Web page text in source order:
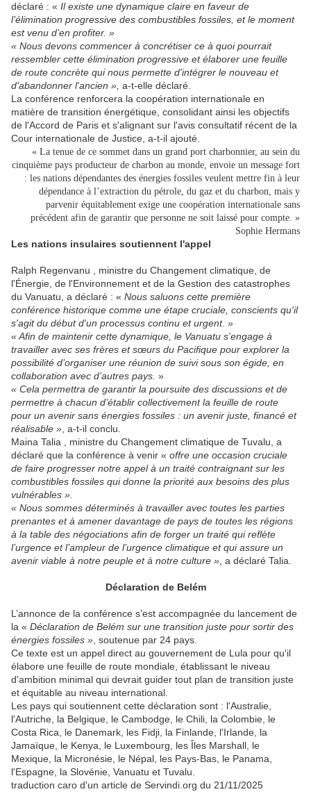
déclaré : « Il existe une dynamique claire en faveur de
l’élimination progressive des combustibles fossiles, et le moment
est venu d’en profiter. »
« Nous devons commencer à concrétiser ce à quoi pourrait
ressembler cette élimination progressive et élaborer une feuille
de route concrète qui nous permette d'intégrer le nouveau et
d'abandonner l'ancien », a-t-elle déclaré.
La conférence renforcera la coopération internationale en
matière de transition énergétique, consolidant ainsi les objectifs
de l'Accord de Paris et s'alignant sur l'avis consultatif récent de la
Cour internationale de Justice, a-t-il ajouté.
« La tenue de ce sommet dans un grand port charbonnier, au sein du
cinquième pays producteur de charbon au monde, envoie un message fort
: les nations dépendantes des énergies fossiles veulent mettre fin à leur
dépendance à l’extraction du pétrole, du gaz et du charbon, mais y
parvenir équitablement exige une coopération internationale sans
précédent afin de garantir que personne ne soit laissé pour compte. »
Sophie Hermans
Les nations insulaires soutiennent l'appel
Ralph Regenvanu , ministre du Changement climatique, de
l'Énergie, de l'Environnement et de la Gestion des catastrophes
du Vanuatu, a déclaré : « Nous saluons cette première
conférence historique comme une étape cruciale, conscients qu'il
s'agit du début d'un processus continu et urgent. »
« Afin de maintenir cette dynamique, le Vanuatu s’engage à
travailler avec ses frères et sœurs du Pacifique pour explorer la
possibilité d’organiser une réunion de suivi sous son égide, en
collaboration avec d’autres pays. »
« Cela permettra de garantir la poursuite des discussions et de
permettre à chacun d’établir collectivement la feuille de route
pour un avenir sans énergies fossiles : un avenir juste, financé et
réalisable » , a-t-il conclu.
Maina Talia , ministre du Changement climatique de Tuvalu, a
déclaré que la conférence à venir « offre une occasion cruciale
de faire progresser notre appel à un traité contraignant sur les
combustibles fossiles qui donne la priorité aux besoins des plus
vulnérables ».
« Nous sommes déterminés à travailler avec toutes les parties
prenantes et à amener davantage de pays de toutes les régions
à la table des négociations afin de forger un traité qui reflète
l’urgence et l’ampleur de l’urgence climatique et qui assure un
avenir viable à notre peuple et à notre culture » , a déclaré Talia.
Déclaration de Belém
L’annonce de la conférence s’est accompagnée du lancement de
la « Déclaration de Belém sur une transition juste pour sortir des
énergies fossiles » , soutenue par 24 pays.
Ce texte est un appel direct au gouvernement de Lula pour qu'il
élabore une feuille de route mondiale, établissant le niveau
d'ambition minimal qui devrait guider tout plan de transition juste
et équitable au niveau international.
Les pays qui soutiennent cette déclaration sont : l'Australie,
l'Autriche, la Belgique, le Cambodge, le Chili, la Colombie, le
Costa Rica, le Danemark, les Fidji, la Finlande, l'Irlande, la
Jamaïque, le Kenya, le Luxembourg, les Îles Marshall, le
Mexique, la Micronésie, le Népal, les Pays-Bas, le Panama,
l'Espagne, la Slovénie, Vanuatu et Tuvalu.
traduction caro d'un article de Servindi.org du 21/11/2025